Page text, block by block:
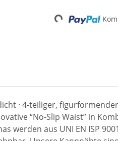
Loading...
· 4-teiliger,
“No-Slip Waist” in
werden aus UNI EN ISP